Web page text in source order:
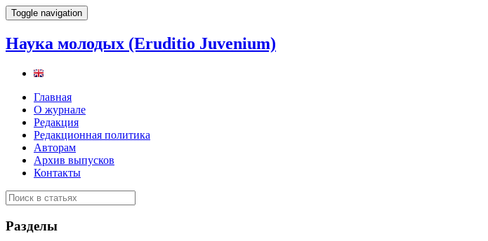
Toggle navigation
Наука молодых (Eruditio Juvenium)
Главная
О журнале
Редакция
Редакционная политика
Авторам
Архив выпусков
Контакты
Разделы